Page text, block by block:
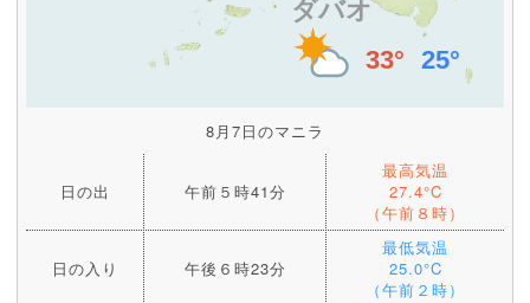
8月7日のマニラ
日の出 午前５時41分
最高気温
27.4°C
（午前８時）
日の入り 午後６時23分
最低気温
25.0°C
（午前２時）